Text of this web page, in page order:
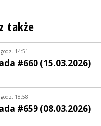
także
14:51
#660 (15.03.2026)
18:58
#659 (08.03.2026)